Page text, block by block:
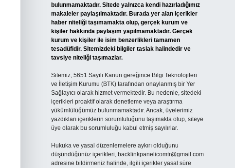
bulunmamaktadır. Sitede yalnızca kendi hazırladığımız
makaleler paylaşılmaktadır. Burada yer alan içerikler
haber niteliği taşımamakta olup, gerçek kurum ve
kişiler hakkında paylaşım yapılmamaktadır. Gerçek
kurum ve kişiler ile isim benzerlikleri tamamen
tesadüfidir. Sitemizdeki bilgiler taslak halindedir ve
tavsiye niteliği taşımazlar.
Sitemiz, 5651 Sayılı Kanun gereğince Bilgi Teknolojileri
ve İletişim Kurumu (BTK) tarafından onaylanmış bir Yer
Sağlayıcı olarak hizmet vermektedir. Bu nedenle, sitedeki
içerikleri proaktif olarak denetleme veya araştırma
yükümlülüğümüz bulunmamaktadır. Ancak, üyelerimiz
yazdıkları içeriklerin sorumluluğunu taşımakta olup, siteye
üye olarak bu sorumluluğu kabul etmiş sayılırlar.
Hukuka ve yasal düzenlemelere aykırı olduğunu
düşündüğünüz içerikleri, backlinkpanelicomtr@gmail.com
adresine bildirmeniz halinde, ilgili içerikler yasal süre